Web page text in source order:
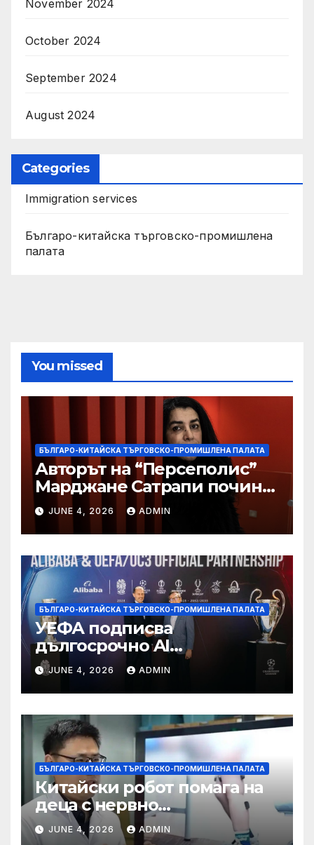
November 2024
October 2024
September 2024
August 2024
Categories
Immigration services
Българо-китайска търговско-промишлена
палата
You missed
БЪЛГАРО-КИТАЙСКА ТЪРГОВСКО-ПРОМИШЛЕНА ПАЛАТА
Авторът на “Персеполис”
Марджане Сатрапи почина
“от тъга” на 56 години
JUNE 4, 2026 ADMIN
БЪЛГАРО-КИТАЙСКА ТЪРГОВСКО-ПРОМИШЛЕНА ПАЛАТА
УЕФА подписва
дългосрочно AI
партньорство с Alibaba
JUNE 4, 2026 ADMIN
БЪЛГАРО-КИТАЙСКА ТЪРГОВСКО-ПРОМИШЛЕНА ПАЛАТА
Китайски робот помага на
деца с нервно
разстройство да се
изправят за първи път
JUNE 4, 2026 ADMIN